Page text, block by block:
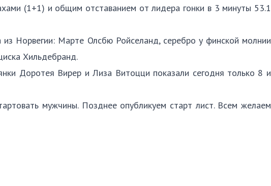
(1+1) и общим отставанием от лидера гонки в 3 минуты 53.1
из Норвегии: Марте Олсбю Ройселанд, серебро у финской молнии
Хильдебранд.
Доротея Вирер и Лиза Витоцци показали сегодня только 8 и
мужчины. Позднее опубликуем старт лист. Всем желаем